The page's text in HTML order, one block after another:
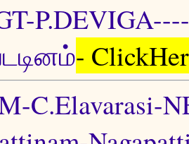
-
C.Elavarasi-